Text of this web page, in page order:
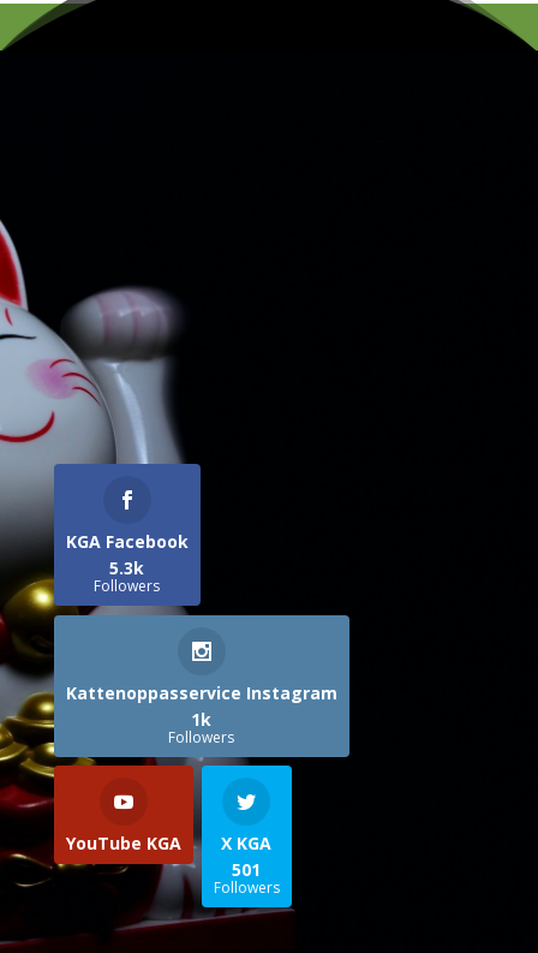
KGA Facebook
5.3k
Followers
Kattenoppasservice Instagram
1k
Followers
YouTube KGA
X KGA
501
Followers